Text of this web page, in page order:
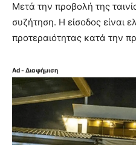
Μετά την προβολή της
συζήτηση. H είσοδος είναι
προτεραιότητας κατά την
Ad - Διαφήμιση